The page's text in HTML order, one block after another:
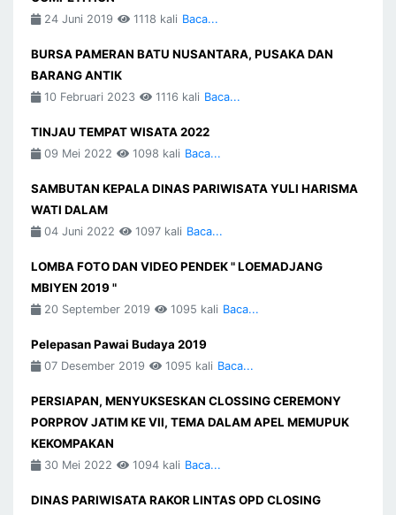
24 Juni 2019 1118 kali Baca...
BURSA PAMERAN BATU NUSANTARA, PUSAKA DAN
BARANG ANTIK
10 Februari 2023 1116 kali Baca...
TINJAU TEMPAT WISATA 2022
09 Mei 2022 1098 kali Baca...
SAMBUTAN KEPALA DINAS PARIWISATA YULI HARISMA
WATI DALAM
04 Juni 2022 1097 kali Baca...
LOMBA FOTO DAN VIDEO PENDEK " LOEMADJANG
MBIYEN 2019 "
20 September 2019 1095 kali Baca...
Pelepasan Pawai Budaya 2019
07 Desember 2019 1095 kali Baca...
PERSIAPAN, MENYUKSESKAN CLOSSING CEREMONY
PORPROV JATIM KE VII, TEMA DALAM APEL MEMUPUK
KEKOMPAKAN
30 Mei 2022 1094 kali Baca...
DINAS PARIWISATA RAKOR LINTAS OPD CLOSING